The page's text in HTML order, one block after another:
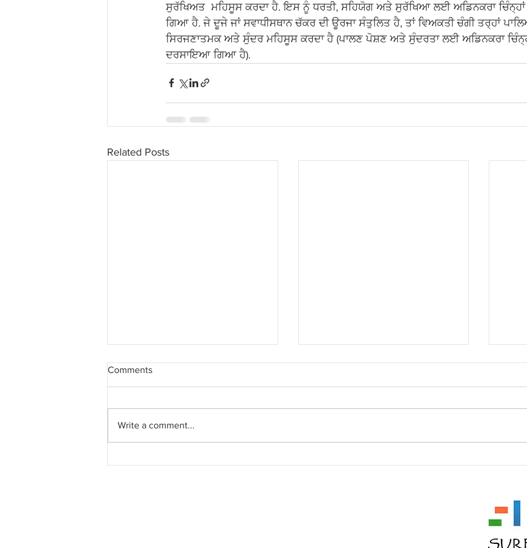
ਸੁਰੱਖਿਅਤ  ਮਹਿਸੂਸ ਕਰਦਾ ਹੈ. ਇਸ ਨੂੰ ਧਰਤੀ, ਸਹਿਯੋਗ ਅਤੇ ਸੁਰੱਖਿਆ ਲਈ ਅਡਿਨਕਰਾ
ਗਿਆ ਹੈ. ਜੇ ਦੂਜੇ ਜਾਂ ਸਵਾਧੀਸਥਾਨ ਚੱਕਰ ਦੀ ਊਰਜਾ ਸੰਤੁਲਿਤ ਹੈ, ਤਾਂ ਵਿਅਕਤੀ ਚੰਗੀ ਤਰ੍ਹਾਂ
ਸਿਰਜਣਾਤਮਕ ਅਤੇ ਸੁੰਦਰ ਮਹਿਸੂਸ ਕਰਦਾ ਹੈ (ਪਾਲਣ ਪੋਸ਼ਣ ਅਤੇ ਸੁੰਦਰਤਾ ਲਈ ਅਡਿਨਕਰਾ
ਦਰਸਾਇਆ ਗਿਆ ਹੈ).
Related Posts
ॐ Om ੴ Ik
Comments
Write a comment...